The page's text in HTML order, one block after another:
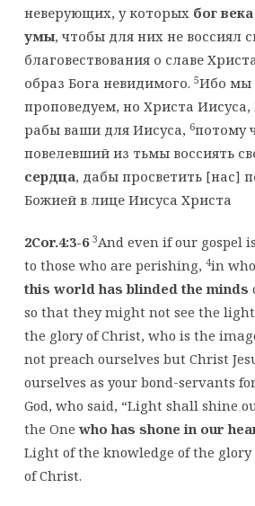
неверующих, у которых бог
умы, чтобы для них не воссиял
благовествования о славе
образ Бога невидимого. 5Ибо мы
проповедуем, но Христа
рабы ваши для Иисуса, 6потому
повелевший из тьмы воссиять
сердца, дабы просветить [нас]
Божией в лице Иисуса Христа
2Cor.4:3-6 3And even if our gospel
to those who are perishing, 4in
this world has blinded the minds
so that they might not see the
the glory of Christ, who is the
not preach ourselves but Christ
ourselves as your bond-servants for
God, who said, “Light shall shine
the One who has shone in our
Light of the knowledge of the glory
of Christ.